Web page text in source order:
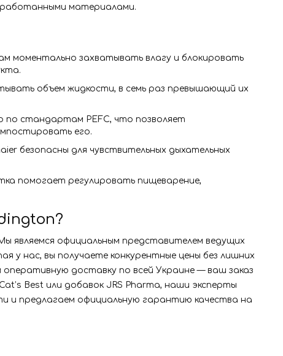
материалами.
моментально захватывать влагу и блокировать
объем жидкости, в семь раз превышающий их
по стандартам PEFC, что позволяет
его.
безопасны для чувствительных дыхательных
помогает регулировать пищеварение,
официальным представителем ведущих
нас, вы получаете конкурентные цены без лишних
доставку по всей Украине — ваш заказ
Best или добавок JRS Pharma, наши эксперты
и предлагаем официальную гарантию качества на